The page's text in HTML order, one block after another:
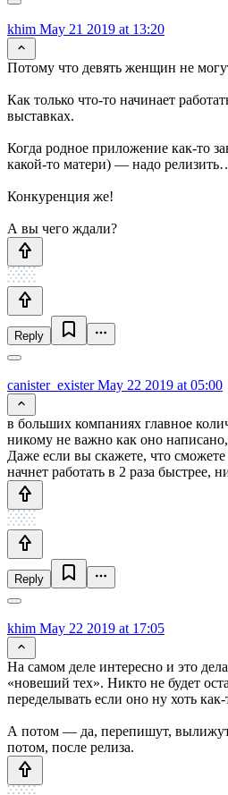
khim May 21 2019 at 13:20
Потому что девять женщин не
Как только что-то начинает
выставках.
Когда родное приложение как-то
какой-то матери) — надо
Конкуренция же!
А вы чего ждали?
Reply
canister_existerMay 22 2019 at 05:00
в больших компаниях главное
никому не важно как оно написано,
Даже если вы скажете, что
начнет работать в 2 раза быстрее,
Reply
khim May 22 2019 at 17:05
На самом деле интересно и это
«новеший тех». Никто не будет
переделывать если оно ну хоть как-
А потом — да, перепишут,
потом, после релиза.